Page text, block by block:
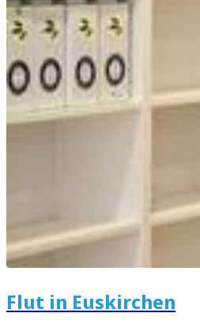
Flut in Euskirchen